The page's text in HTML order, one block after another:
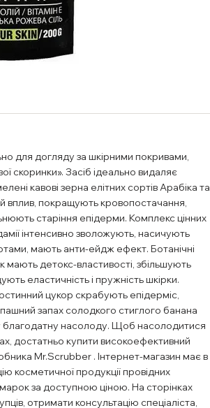
для догляду за шкірними покривами,
скоринки». Засіб ідеально видаляє
кавові зерна елітних сортів Арабіка та
вплив, покращують кровопостачання,
старіння епідерми. Комплекс цінних
інтенсивно зволожують, насичують
мають анти-ейдж ефект. Ботанічні
мають детокс-властивості, збільшують
еластичність і пружність шкірки.
цукор скрабують епідерміс,
запах солодкого стиглого банана
благодатну насолоду. Щоб насолодитися
достатньо купити високоефективний
Mr.Scrubber . Інтернет-магазин має в
косметичної продукції провідних
за доступною ціною. На сторінках
отримати консультацію спеціаліста,